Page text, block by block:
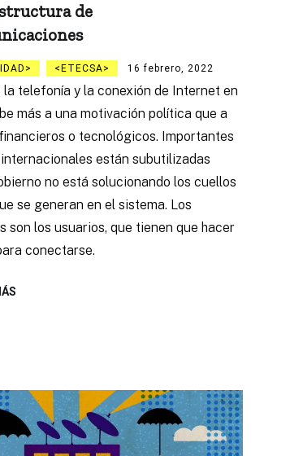
de
ETECSA 16 febrero, 2022
la telefonía y la conexión de Internet en
más a una motivación política que a
o tecnológicos. Importantes
están subutilizadas
no está solucionando los cuellos
se generan en el sistema. Los
son los usuarios, que tienen que hacer
conectarse.